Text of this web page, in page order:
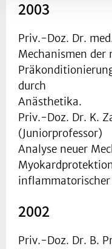
2003
Priv.-Doz. Dr.
Mechanismen der
durch
Anästhetika.
Priv.-Doz. Dr. K.
(Juniorprofessor)
Analyse neuer
inflammatorischer
2002
Priv.-Doz. Dr. B.